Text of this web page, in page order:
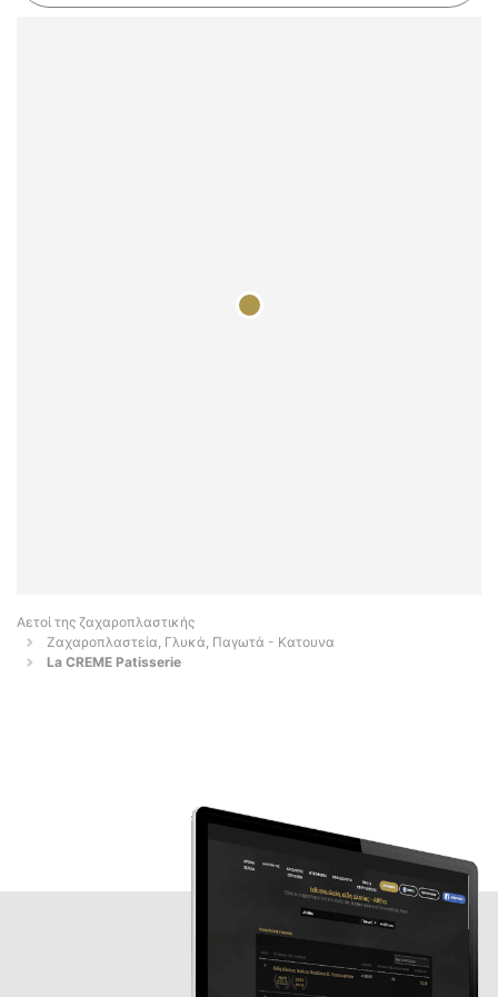
Αετοί της ζαχαροπλαστικής
Ζαχαροπλαστεία, Γλυκά, Παγωτά - Κατουνα
La CREME Patisserie